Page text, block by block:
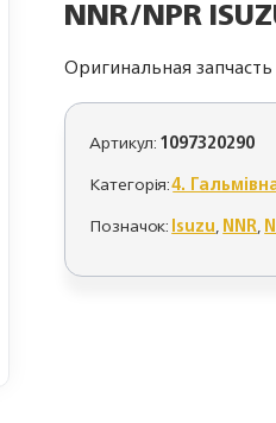
NNR/NPR
Оригинальная запчасть
Артикул:1097320290
Категорія:4.
Позначок:Isuzu,NNR,